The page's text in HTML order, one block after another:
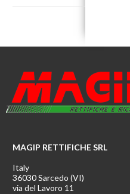
MAGIP RETTIFICHE SRL
Italy
36030 Sarcedo (VI)
via del Lavoro 11